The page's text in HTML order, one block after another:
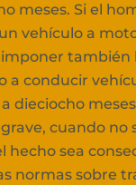
meses. Si el
vehículo a
también
a conducir
dieciocho
cuando no
hecho sea
normas sobre